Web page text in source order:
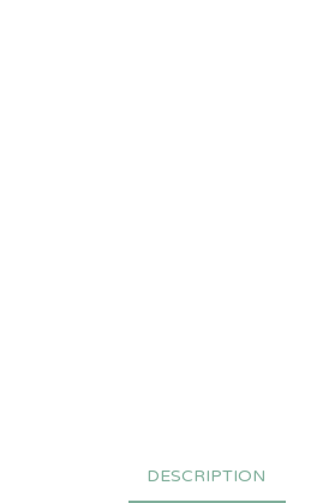
DESCRIPTION